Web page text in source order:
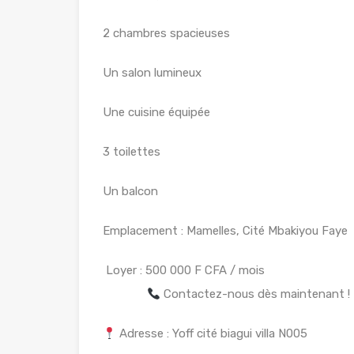
2 chambres spacieuses
Un salon lumineux
Une cuisine équipée
3 toilettes
Un balcon
Emplacement : Mamelles, Cité Mbakiyou Faye
Loyer : 500
Contactez-nous dès maintenant !
Adresse : Yoff cité biagui villa N005